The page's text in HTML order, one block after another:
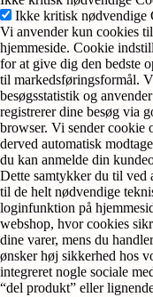
Ikke kritisk nødvendige
Vi anvender kun cookies
hjemmeside. Cookie
for at give dig den bedste
til markedsføringsformål.
besøgsstatistik og
registrerer dine besøg via
browser. Vi sender cookie
derved automatisk
du kan anmelde din
Dette samtykker du til ved
til de helt nødvendige
loginfunktion på
webshop, hvor cookies
dine varer, mens du
ønsker høj sikkerhed hos
integreret nogle sociale
“del produkt” eller